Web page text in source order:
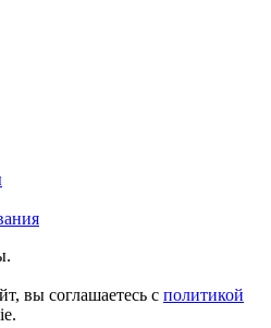
вы соглашаетесь с политикой